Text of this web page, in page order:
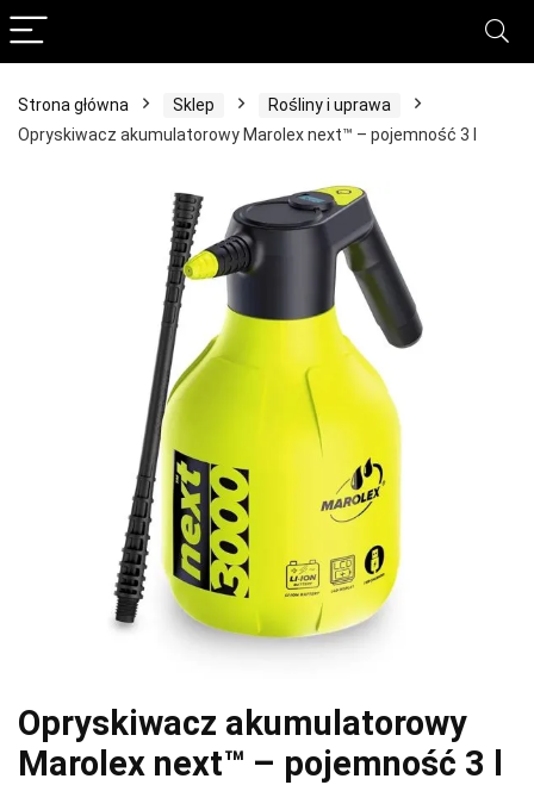
Strona główna Sklep
Rośliny i uprawa
Opryskiwacz akumulatorowy Marolex next™ – pojemność 3 l
Opryskiwacz akumulatorowy
Marolex next™ – pojemność 3 l